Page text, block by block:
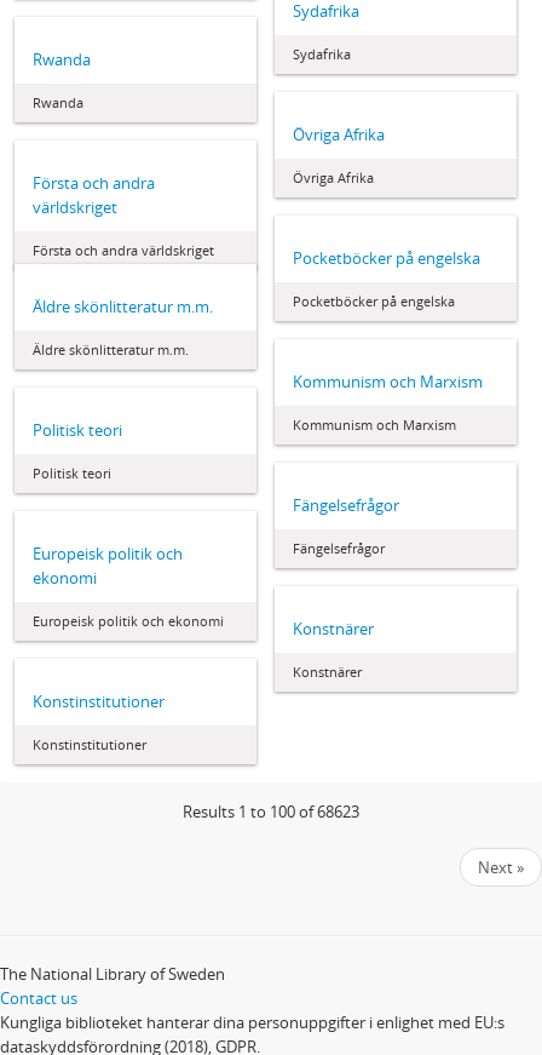
Sydafrika
Sydafrika
Rwanda
Rwanda
Övriga Afrika
Övriga Afrika
Första och andra
världskriget
Första och andra världskriget Pocketböcker på engelska
Pocketböcker på engelska
Äldre skönlitteratur m.m.
Äldre skönlitteratur m.m.
Kommunism och Marxism
Kommunism och Marxism
Politisk teori
Politisk teori
Fängelsefrågor
Fängelsefrågor
Europeisk politik och
ekonomi
Europeisk politik och ekonomi Konstnärer
Konstnärer
Konstinstitutioner
Konstinstitutioner
Results 1 to 100 of 68623
Next »
The National Library of Sweden
Contact us
Kungliga biblioteket hanterar dina personuppgifter i enlighet med EU:s
dataskyddsförordning (2018), GDPR.